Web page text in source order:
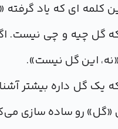
کلمه ای که یاد
گل چیه و چی نیست.
این گل نیست».
یک گل داره بیشتر
«گل» رو ساده سازی